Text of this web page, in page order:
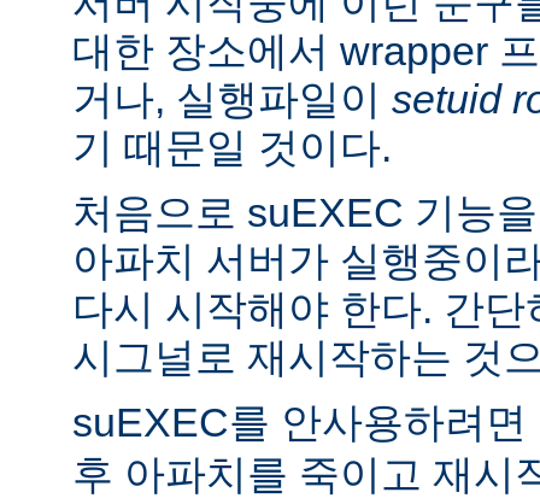
대한 장소에서 wrapper
거나, 실행파일이 setuid
기 때문일 것이다.
처음으로 suEXEC 기능
아파치 서버가 실행중이
다시 시작해야 한다. 간
시그널로 재시작하는 것
suEXEC를 안사용하려면
후 아파치를 죽이고 재시